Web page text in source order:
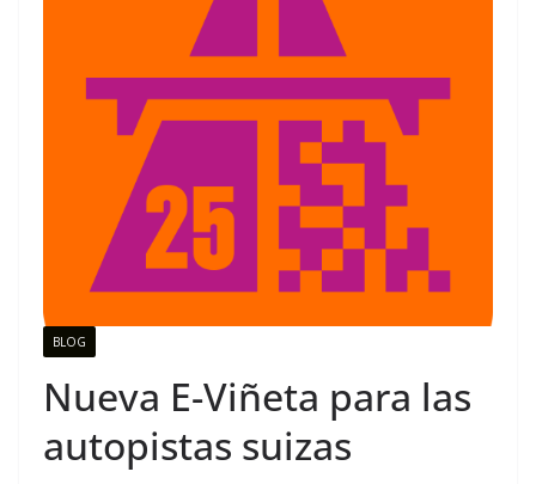
BLOG
Nueva E-Viñeta para las
autopistas suizas